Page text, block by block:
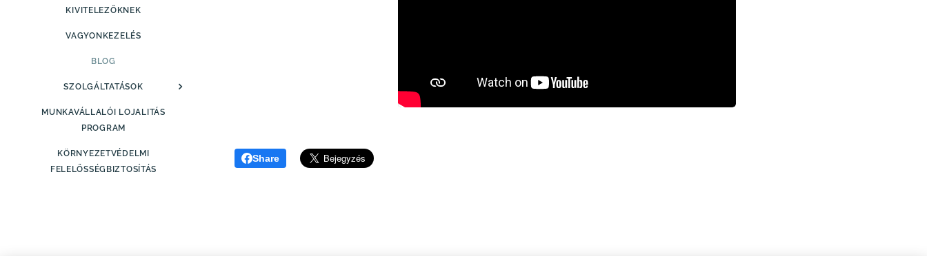
KIVITELEZŐKNEK
VAGYONKEZELÉS
BLOG
SZOLGÁLTATÁSOK
MUNKAVÁLLALÓI LOJALITÁS
PROGRAM
KÖRNYEZETVÉDELMI
FELELŐSSÉGBIZTOSÍTÁS
Share